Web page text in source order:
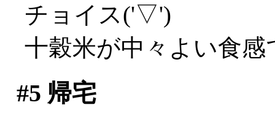
チョイス('▽')
十穀米が中々よい食
#5 帰宅